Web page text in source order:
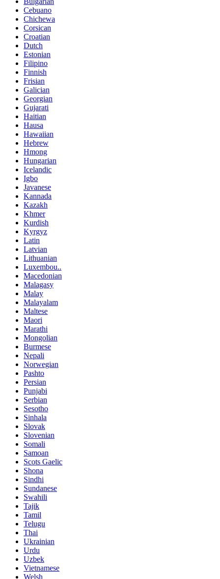
Cebuano
Chichewa
Corsican
Croatian
Dutch
Estonian
Filipino
Finnish
Frisian
Galician
Georgian
Gujarati
Haitian
Hausa
Hawaiian
Hebrew
Hmong
Hungarian
Icelandic
Igbo
Javanese
Kannada
Kazakh
Khmer
Kurdish
Kyrgyz
Latin
Latvian
Lithuanian
Luxembou..
Macedonian
Malagasy
Malay
Malayalam
Maltese
Maori
Marathi
Mongolian
Burmese
Nepali
Norwegian
Pashto
Persian
Punjabi
Serbian
Sesotho
Sinhala
Slovak
Slovenian
Somali
Samoan
Scots Gaelic
Shona
Sindhi
Sundanese
Swahili
Tajik
Tamil
Telugu
Thai
Ukrainian
Urdu
Uzbek
Vietnamese
Welsh